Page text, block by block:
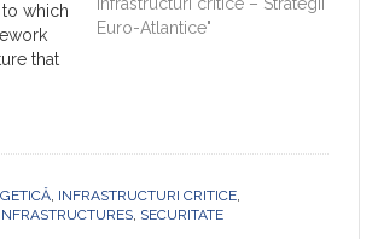
which
that
right
-
Euro-Atlantice"
, INFRASTRUCTURI CRITICE,
, SECURITATE